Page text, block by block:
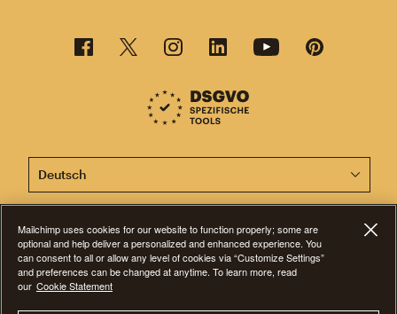
Diese Seite ist jetzt auch in anderen Sprachen
©2001-2026 Alle Rechte vorbehalten. Mailchimp® ist eine eingetragene
Marke der Rocket Science Group. Apple und das Apple-Logo sind Marken
von Apple Inc. Mac App Store ist eine Dienstleistungsmarke von Apple
Inc. Google Play und das Google-Play-Logo sind Marken von Google Inc.
Mailchimp uses cookies for our website to function properly; some are
optional and help deliver a personalized and enhanced experience. You
can consent to all or allow any level of cookies via “Customize Settings”
and preferences can be changed at anytime. To learn more, read
our Cookie Statement